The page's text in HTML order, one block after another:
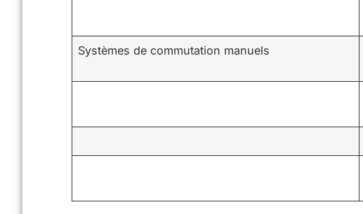
Systèmes de commutation manuels